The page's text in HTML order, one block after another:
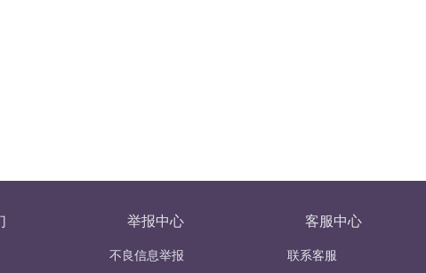
举报中心
不良信息举报
客服中心
联系客服